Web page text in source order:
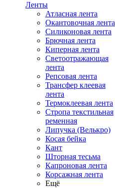
Ленты
Атласная лента
Окантовочная лента
Силиконовая лента
Брючная лента
Киперная лента
Светоотражающая
лента
Репсовая лента
Трансфер клеевая
лента
Термоклеевая лента
Стропа текстильная
ременная
Липучка (Велькро)
Косая бейка
Кант
Шторная тесьма
Капроновая лента
Корсажная лента
Ещё